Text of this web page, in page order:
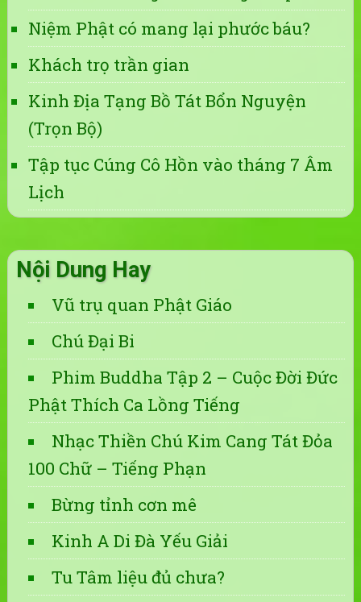
Niệm Phật có mang lại phước báu?
Khách trọ trần gian
Kinh Địa Tạng Bồ Tát Bổn Nguyện
(Trọn Bộ)
Tập tục Cúng Cô Hồn vào tháng 7 Âm
Lịch
Nội Dung Hay
Vũ trụ quan Phật Giáo
Chú Đại Bi
Phim Buddha Tập 2 – Cuộc Đời Đức
Phật Thích Ca Lồng Tiếng
Nhạc Thiền Chú Kim Cang Tát Đỏa
100 Chữ – Tiếng Phạn
Bừng tỉnh cơn mê
Kinh A Di Đà Yếu Giải
Tu Tâm liệu đủ chưa?